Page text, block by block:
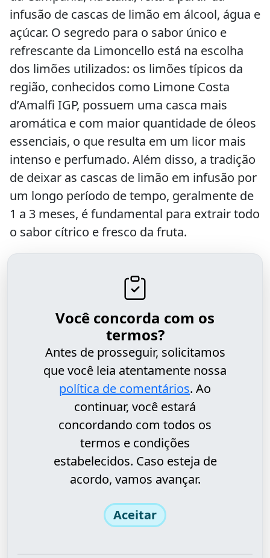
infusão de cascas de limão em álcool, água e
açúcar. O segredo para o sabor único e
refrescante da Limoncello está na escolha
dos limões utilizados: os limões típicos da
região, conhecidos como Limone Costa
d’Amalfi IGP, possuem uma casca mais
aromática e com maior quantidade de óleos
essenciais, o que resulta em um licor mais
intenso e perfumado. Além disso, a tradição
de deixar as cascas de limão em infusão por
um longo período de tempo, geralmente de
1 a 3 meses, é fundamental para extrair todo
o sabor cítrico e fresco da fruta.
Você concorda com os
termos?
Antes de prosseguir, solicitamos
que você leia atentamente nossa
política de comentários. Ao
continuar, você estará
concordando com todos os
termos e condições
estabelecidos. Caso esteja de
acordo, vamos avançar.
Aceitar